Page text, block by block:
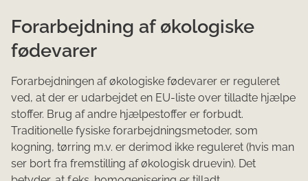
Forarbejdning af økologiske
fødevarer
Forarbejdningen af økologiske fødevarer er reguleret
ved, at der er udarbejdet en EU-liste over tilladte hjælpe​​
stoffer. Brug af andre hjælpestoffer er forbudt.
Traditionelle fysiske forarbejdningsmetoder, som
kogning, tørring m.v. er derimod ikke reguleret (hvis man
ser bort fra fremstilling af økologisk druevin). Det